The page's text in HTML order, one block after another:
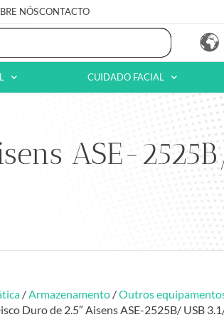
NÓSCONTACTO
CUIDADO FACIAL
ASE-
/Armazenamento /Outros
Duro de 2.5″ Aisens ASE-2525B/ USB